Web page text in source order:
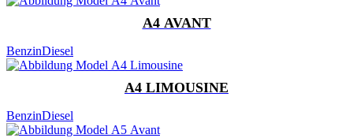
A4 AVANT
BenzinDiesel
A4 LIMOUSINE
BenzinDiesel